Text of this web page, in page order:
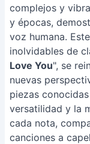
complejos y
y épocas,
voz humana.
inolvidables de
Love You", se
nuevas
piezas
versatilidad y la
cada nota,
canciones a